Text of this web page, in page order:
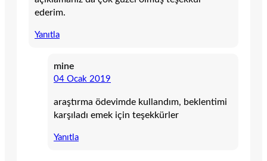
ederim.
Yanıtla
mine
04 Ocak 2019
araştırma ödevimde kullandım, beklentimi
karşıladı emek için teşekkürler
Yanıtla